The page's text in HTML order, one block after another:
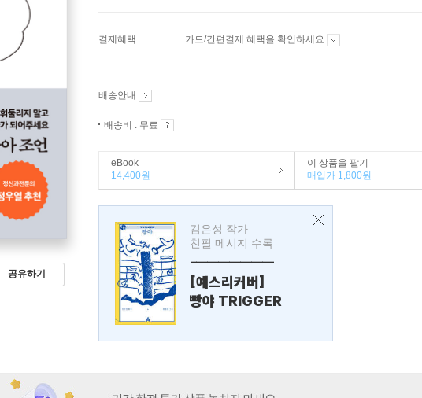
공유하기
결제혜택 카드/간편결제 혜택을 확인하세요
배송안내
배송비 : 무료
eBook
14,400원
이 상품을 팔기
매입가 1,800원
김은성 작가
친필 메시지 수록
---------------
[예스리커버]
빵야 TRIGGER